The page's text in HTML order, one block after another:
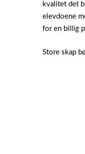
kvalitet det
elevdoene
for en billig
Store skap